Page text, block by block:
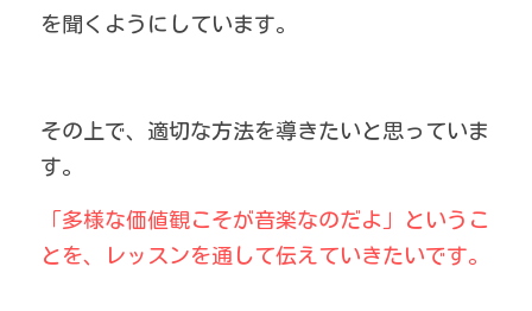
を聞くようにしています。
その上で、適切な方法を導きたいと思っていま
す。
「多様な価値観こそが音楽なのだよ」というこ
とを、レッスンを通して伝えていきたいです。